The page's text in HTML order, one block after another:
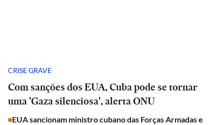
CRISE GRAVE
Com sanções dos EUA, Cuba pode se tornar
uma 'Gaza silenciosa', alerta ONU
EUA sancionam ministro cubano das Forças Armadas e